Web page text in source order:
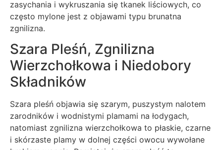
zasychania i wykruszania się tkanek liściowych, co
często mylone jest z objawami typu brunatna
zgnilizna.
Szara Pleśń, Zgnilizna
Wierzchołkowa i Niedobory
Składników
Szara pleśń objawia się szarym, puszystym nalotem
zarodników i wodnistymi plamami na łodygach,
natomiast zgnilizna wierzchołkowa to płaskie, czarne
i skórzaste plamy w dolnej części owocu wywołane